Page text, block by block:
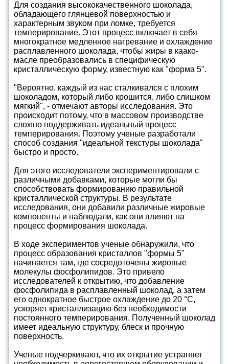
Для создания высококачественного шоколада,
обладающего глянцевой поверхностью и
характерным звуком при ломке, требуется
темперирование. Этот процесс включает в себя
многократное медленное нагревание и охлаждение
расплавленного шоколада, чтобы жиры в каако-
масле преобразовались в специфическую
кристаллическую форму, известную как "форма 5".
"Вероятно, каждый из нас сталкивался с плохим
шоколадом, который либо крошится, либо слишком
мягкий", - отмечают авторы исследования. Это
происходит потому, что в массовом производстве
сложно поддерживать идеальный процесс
темперирования. Поэтому ученые разработали
способ создания "идеальной текстуры шоколада"
быстро и просто.
Для этого исследователи экспериментировали с
различными добавками, которые могли бы
способствовать формированию правильной
кристаллической структуры. В результате
исследования, они добавили различные жировые
компоненты и наблюдали, как они влияют на
процесс формирования шоколада.
В ходе экспериментов ученые обнаружили, что
процесс образования кристаллов "формы 5"
начинается там, где сосредоточены жировые
молекулы фосфолипидов. Это привело
исследователей к открытию, что добавление
фосфолипида в расплавленный шоколад, а затем
его однократное быстрое охлаждение до 20 °C,
ускоряет кристаллизацию без необходимости
постоянного темперирования. Полученный шоколад
имеет идеальную структуру, блеск и прочную
поверхность.
Ученые подчеркивают, что их открытие устраняет